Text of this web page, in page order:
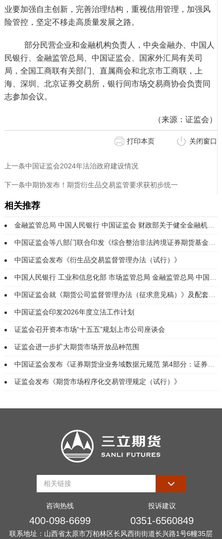
业要加强自主创新，完善治理结构，重视信用管理，加强风
险管控，坚定不移走高质量发展之路。
部分民营企业和金融机构负责人，中央金融办、中国人
民银行、金融监管总局、中国证监会、国家外汇局有关司
局，全国工商联有关部门、直属商会和北京市工商联，上
海、深圳、北京证券交易所，银行间市场交易商协会负责同
志参加会议。
（来源：证监会）
打印本页 关闭窗口
上一条中国证监会2024年法治政府建设情况
下一条中期协发布！期货衍生品交易监管要求获初步统一
相关推荐
金融监管总局 中国人民银行 中国证监会 财政部关于健全金融机构治理的实施意见
中国证监会等八部门联合印发《综合整治非法跨境证券期货基金经营活动实施方案》
中国证监会发布《衍生品交易监督管理办法（试行）》
中国人民银行 工业和信息化部 市场监管总局 金融监管总局 中国证监会 国家知识产权局 国家网信办 国家外汇局...
中国证监会就《期货公司监督管理办法（征求意见稿）》及配套实施规定公开征求意见
中国证监会印发2026年度立法工作计划
证监会召开资本市场“十五五”规划上市公司座谈会
证监会进一步扩大期货市场开放品种范围
中国证监会发布《证券期货业业务域数据元规范 第4部分：证券交易所》等3项金融行业标准
证监会发布《期货市场程序化交易管理规定（试行）》
咨询热线
400-098-6699
投诉建议
0351-6560849
联系地址：山西省太原市万柏林区长风西街街道长兴路1号6幢35层